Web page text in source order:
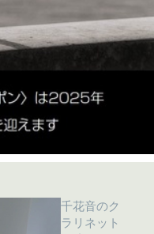
千花音のク
ラリネット